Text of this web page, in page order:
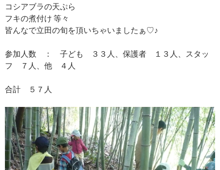
コシアブラの天ぷら
フキの煮付け 等々
皆んなで立田の旬を頂いちゃいましたぁ♡♪
参加人数 ： 子ども ３３人、保護者 １３人、スタッ
フ ７人、他 ４人
合計 ５７人